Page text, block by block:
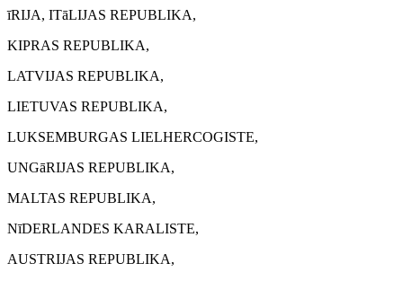
īRIJA, ITāLIJAS REPUBLIKA,
KIPRAS REPUBLIKA,
LATVIJAS REPUBLIKA,
LIETUVAS REPUBLIKA,
LUKSEMBURGAS LIELHERCOGISTE,
UNGāRIJAS REPUBLIKA,
MALTAS REPUBLIKA,
NīDERLANDES KARALISTE,
AUSTRIJAS REPUBLIKA,